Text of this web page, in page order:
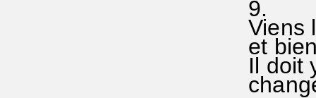
9.
Viens
et
Il doit